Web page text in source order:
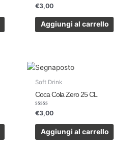
Valutato
0
su
€3,00
Aggiungi al carrello
Soft Drink
Coca Cola Zero 25 CL
Valutato
0
su
€3,00
Aggiungi al carrello